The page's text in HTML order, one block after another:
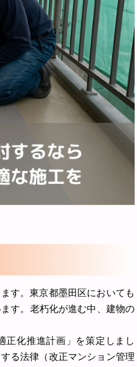
す。東京都墨田区においても
す。老朽化が進む中、建物の
正化推進計画」を策定しまし
る法律（改正マンション管理